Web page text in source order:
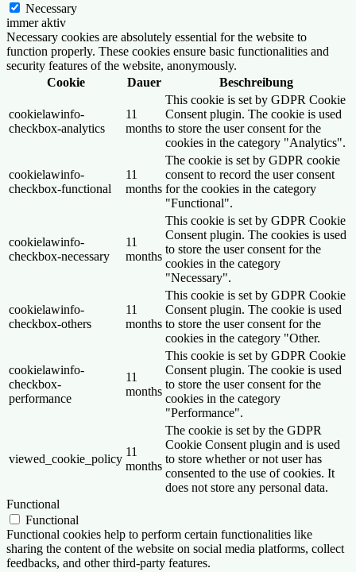
Necessary
immer aktiv
Necessary cookies are absolutely essential for the website to
function properly. These cookies ensure basic functionalities and
security features of the website, anonymously.
Cookie
Dauer Beschreibung
cookielawinfo-
checkbox-analytics
11
months
This cookie is set by GDPR Cookie
Consent plugin. The cookie is used
to store the user consent for the
cookies in the category "Analytics".
cookielawinfo-
checkbox-functional
11
months
The cookie is set by GDPR cookie
consent to record the user consent
for the cookies in the category
"Functional".
cookielawinfo-
checkbox-necessary
11
months
This cookie is set by GDPR Cookie
Consent plugin. The cookies is used
to store the user consent for the
cookies in the category
"Necessary".
cookielawinfo-
checkbox-others
11
months
This cookie is set by GDPR Cookie
Consent plugin. The cookie is used
to store the user consent for the
cookies in the category "Other.
cookielawinfo-
checkbox-
performance
11
months
This cookie is set by GDPR Cookie
Consent plugin. The cookie is used
to store the user consent for the
cookies in the category
"Performance".
viewed_cookie_policy
11
months
The cookie is set by the GDPR
Cookie Consent plugin and is used
to store whether or not user has
consented to the use of cookies. It
does not store any personal data.
Functional
Functional
Functional cookies help to perform certain functionalities like
sharing the content of the website on social media platforms, collect
feedbacks, and other third-party features.